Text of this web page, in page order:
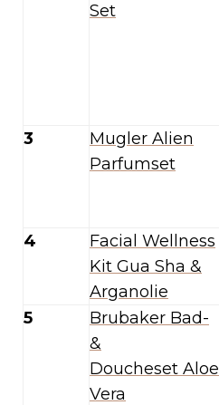
Set
3
Mugler Alien
Parfumset
4
Facial Wellness
Kit Gua Sha &
Arganolie
5
Brubaker Bad-
&
Doucheset Aloe
Vera